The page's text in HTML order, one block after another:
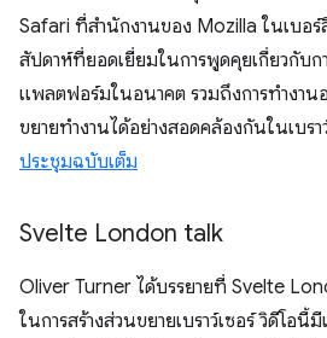
Safari ที่สำนักงานของ Mozilla ในเบอ
สัปดาห์ที่ยอดเยี่ยมในการพูดคุยเกี่ยวกับก
แพลตฟอร์มในอนาคต รวมถึงการทำงาน
ขยายทำงานได้อย่างสอดคล้องกันในเบรา
ประชุมฉบับเต็ม
Svelte London talk
Oliver Turner ได้บรรยายที่ Svelte
ในการสร้างส่วนขยายเบราว์เซอร์ วิดีโอ